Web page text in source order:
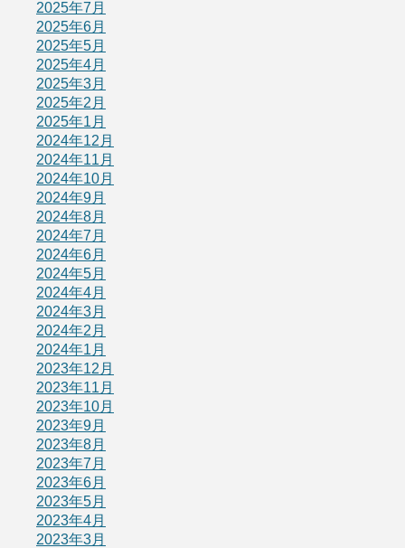
2025年7月
2025年6月
2025年5月
2025年4月
2025年3月
2025年2月
2025年1月
2024年12月
2024年11月
2024年10月
2024年9月
2024年8月
2024年7月
2024年6月
2024年5月
2024年4月
2024年3月
2024年2月
2024年1月
2023年12月
2023年11月
2023年10月
2023年9月
2023年8月
2023年7月
2023年6月
2023年5月
2023年4月
2023年3月